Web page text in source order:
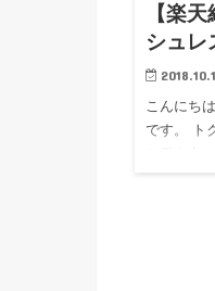
【楽
シュレ
こんにち
です。 ト